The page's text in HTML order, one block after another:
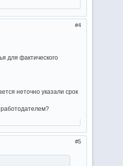
4
для фактического
неточно указали срок
работодателем?
5